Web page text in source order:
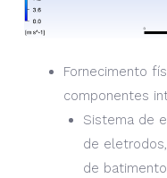
Fornecimento
componentes
Sistema de
de
de